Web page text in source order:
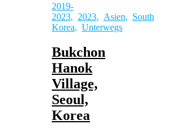
2019-
2023, 2023, Asien, South
Korea, Unterwegs
Bukchon
Hanok
Village,
Seoul,
Korea